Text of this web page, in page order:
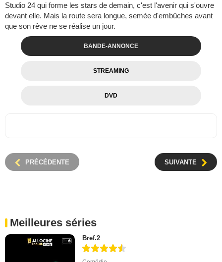
Studio 24 qui forme les stars de demain, c'est l'avenir qui s'ouvre
devant elle. Mais la route sera longue, semée d'embûches avant
que son rêve ne se réalise un jour.
BANDE-ANNONCE
STREAMING
DVD
PRÉCÉDENTE SUIVANTE
Meilleures séries
Bref.2